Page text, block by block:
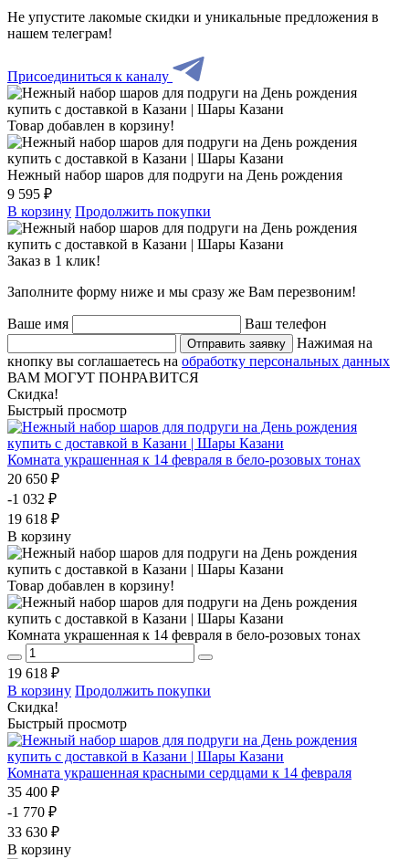
Не упустите лакомые скидки и уникальные предложения в
нашем телеграм!
Присоединиться к каналу
Товар добавлен в корзину!
Нежный набор шаров для подруги на День рождения
9 595 ₽
В корзину Продолжить покупки
Заказ в 1 клик!
Заполните форму ниже и мы сразу же Вам перезвоним!
Ваше имя Ваш телефон
Отправить заявку
Нажимая на
кнопку вы соглашаетесь на обработку персональных данных
ВАМ МОГУТ ПОНРАВИТСЯ
Скидка!
Быстрый просмотр
Комната украшенная к 14 февраля в бело-розовых тонах
20 650 ₽
-1 032 ₽
19 618 ₽
В корзину
Товар добавлен в корзину!
Комната украшенная к 14 февраля в бело-розовых тонах
19 618 ₽
В корзину Продолжить покупки
Скидка!
Быстрый просмотр
Комната украшенная красными сердцами к 14 февраля
35 400 ₽
-1 770 ₽
33 630 ₽
В корзину